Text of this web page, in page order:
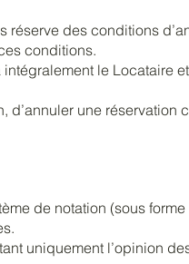
des conditions
conditions.
le Locataire
une réservation
de notation (sous forme
uniquement l’opinion